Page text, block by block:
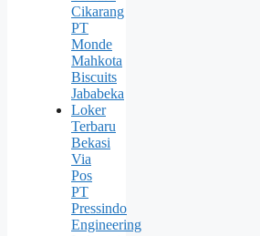
Cikarang
PT
Monde
Mahkota
Biscuits
Jababeka
Loker
Terbaru
Bekasi
Via
Pos
PT
Pressindo
Engineering